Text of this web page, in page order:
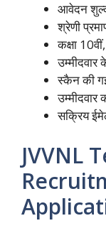
आवेदन
श्रेणी
कक्षा
स्कैन की
उम्मीदवार
सक्रिय
JVVNL